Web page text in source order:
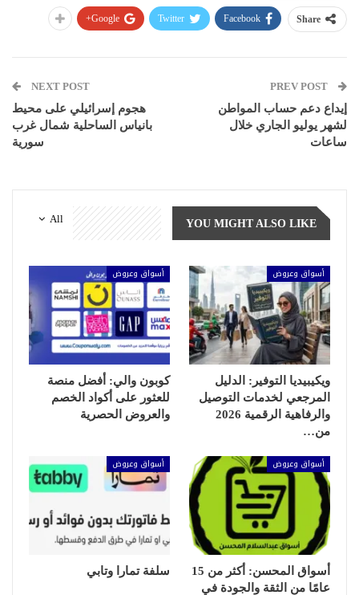
Share
Facebook
Twitter
Google+
إيداع دعم حساب المواطن
لشهر يوليو الجاري خلال
ساعات
NEXT POST
هجوم إسرائيلي على محيط
بانياس الساحلية شمال غرب
سورية
All YOU MIGHT ALSO LIKE
أسواق وعروض
ويكيبيديا التوفير: الدليل
المرجعي لخدمات التوصيل
والرفاهية الرقمية 2026
من…
أسواق وعروض
كوبون والي: أفضل منصة
للعثور على أكواد الخصم
والعروض الحصرية
أسواق وعروض
أسواق المحسن: أكثر من 15
عامًا من الثقة والجودة في
أسواق وعروض
سلفة تمارا وتابي